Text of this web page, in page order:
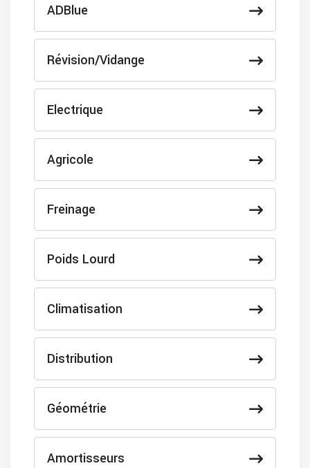
ADBlue
Révision/Vidange
Electrique
Agricole
Freinage
Poids Lourd
Climatisation
Distribution
Géométrie
Amortisseurs